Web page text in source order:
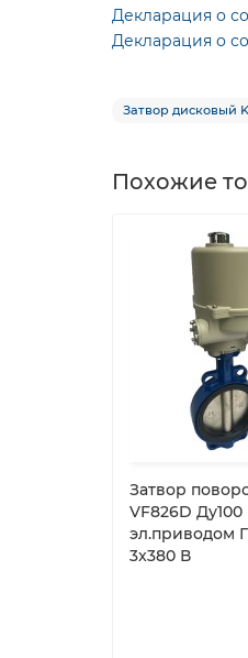
Декларация о
Декларация о
Затвор дисковый
Похожие
Затвор
VF826D Ду100
эл.приводом
3x380 В